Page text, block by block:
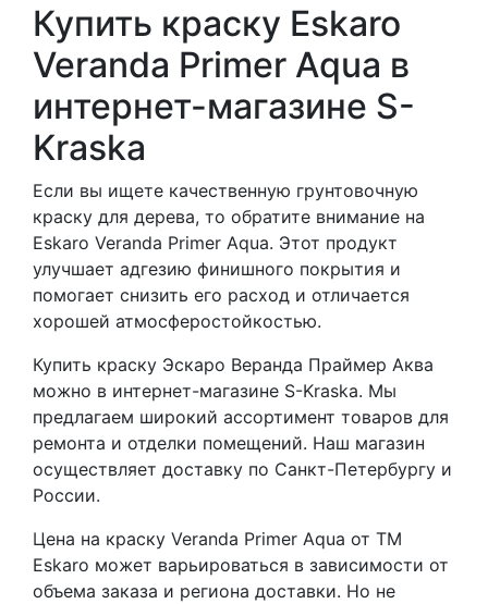
Купить краску Eskaro
Veranda Primer Aqua в
интернет-магазине S-
Kraska
Если вы ищете качественную грунтовочную
краску для дерева, то обратите внимание на
Eskaro Veranda Primer Aqua. Этот продукт
улучшает адгезию финишного покрытия и
помогает снизить его расход и отличается
хорошей атмосферостойкостью.
Купить краску Эскаро Веранда Праймер Аква
можно в интернет-магазине S-Kraska. Мы
предлагаем широкий ассортимент товаров для
ремонта и отделки помещений. Наш магазин
осуществляет доставку по Санкт-Петербургу и
России.
Цена на краску Veranda Primer Aqua от ТМ
Eskaro может варьироваться в зависимости от
объема заказа и региона доставки. Но не